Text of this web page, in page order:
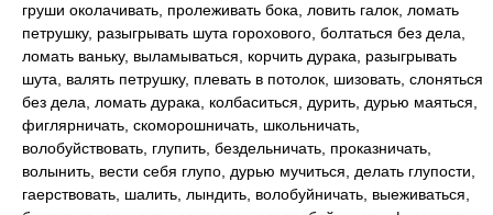
груши околачивать, пролеживать бока, ловить галок, ломать
петрушку, разыгрывать шута горохового, болтаться без дела,
ломать ваньку, выламываться, корчить дурака, разыгрывать
шута, валять петрушку, плевать в потолок, шизовать, слоняться
без дела, ломать дурака, колбаситься, дурить, дурью маяться,
фиглярничать, скоморошничать, школьничать,
волобуйствовать, глупить, бездельничать, проказничать,
волынить, вести себя глупо, дурью мучиться, делать глупости,
гаерствовать, шалить, лындить, волобуйничать, выеживаться,